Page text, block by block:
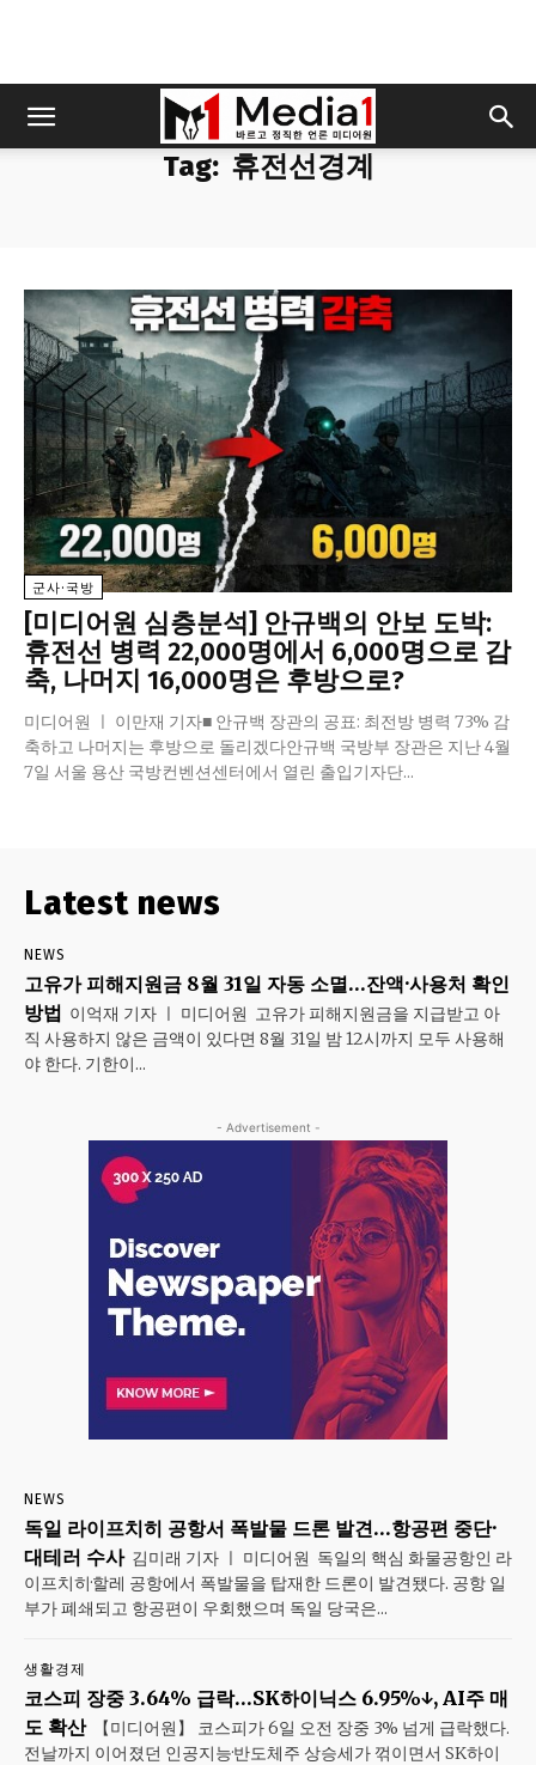
Tag: 휴전선경계
군사·국방
[미디어원 심층분석] 안규백의 안보 도박:
휴전선 병력 22,000명에서 6,000명으로 감
축, 나머지 16,000명은 후방으로?
미디어원 ㅣ 이만재 기자■ 안규백 장관의 공표: 최전방 병력 73% 감
축하고 나머지는 후방으로 돌리겠다안규백 국방부 장관은 지난 4월
7일 서울 용산 국방컨벤션센터에서 열린 출입기자단...
Latest news
NEWS
고유가 피해지원금 8월 31일 자동 소멸…잔액·사용처 확인
방법 이억재 기자 ㅣ 미디어원 고유가 피해지원금을 지급받고 아
직 사용하지 않은 금액이 있다면 8월 31일 밤 12시까지 모두 사용해
야 한다. 기한이...
- Advertisement -
NEWS
독일 라이프치히 공항서 폭발물 드론 발견…항공편 중단·
대테러 수사 김미래 기자 ㅣ 미디어원 독일의 핵심 화물공항인 라
이프치히·할레 공항에서 폭발물을 탑재한 드론이 발견됐다. 공항 일
부가 폐쇄되고 항공편이 우회했으며 독일 당국은...
생활경제
코스피 장중 3.64% 급락…SK하이닉스 6.95%↓, AI주 매
도 확산
【미디어원】 코스피가 6일 오전 장중 3% 넘게 급락했다.
전날까지 이어졌던 인공지능·반도체주 상승세가 꺾이면서 SK하이